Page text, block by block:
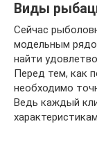
Виды
Сейчас
модельным
найти
Перед тем, как
необходимо
Ведь каждый